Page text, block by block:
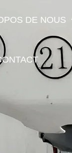
DE NOUS